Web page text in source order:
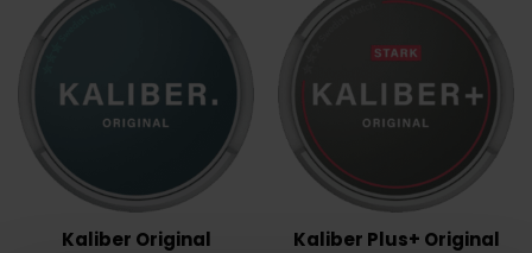
Kaliber Original Kaliber Plus+ Original